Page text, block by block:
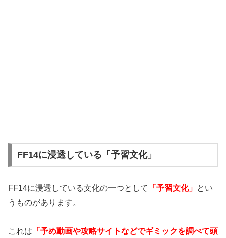
FF14に浸透している「予習文化」
FF14に浸透している文化の一つとして 「予習文化」 とい
うものがあります。
これは 「予め動画や攻略サイトなどでギミックを調べて頭